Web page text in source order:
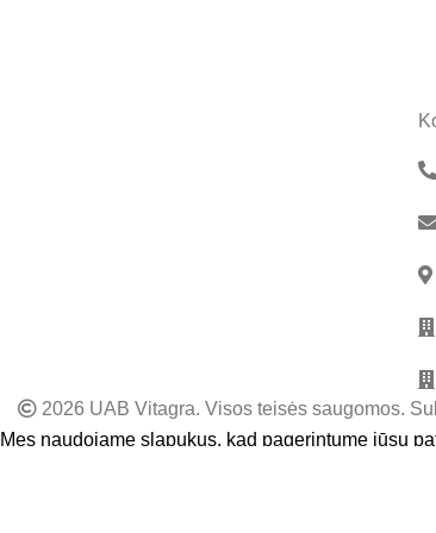
2026 UAB Vitagra. Visos teisės saugomos.
Mes naudojame slapukus, kad pagerintume jūsų